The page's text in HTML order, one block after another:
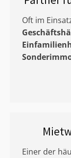
Oft im
Einer der